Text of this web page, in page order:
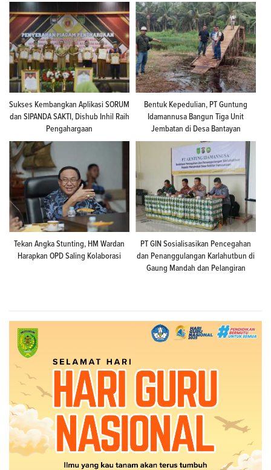
Sukses Kembangkan Aplikasi SORUM
dan SIPANDA SAKTI, Dishub Inhil Raih
Pengahargaan
Bentuk Kepedulian, PT Guntung
Idamannusa Bangun Tiga Unit
Jembatan di Desa Bantayan
Tekan Angka Stunting, HM Wardan
Harapkan OPD Saling Kolaborasi
PT GIN Sosialisasikan Pencegahan
dan Penanggulangan Karlahutbun di
Gaung Mandah dan Pelangiran